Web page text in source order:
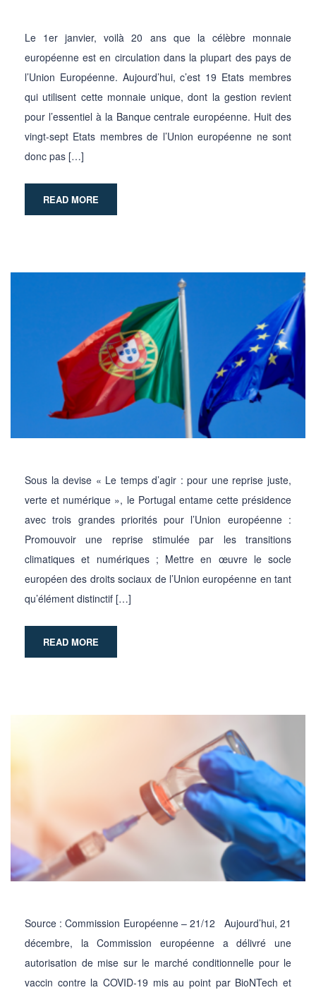
Le 1er janvier, voilà 20 ans que la célèbre monnaie
européenne est en circulation dans la plupart des pays de
l’Union Européenne. Aujourd’hui, c’est 19 Etats membres
qui utilisent cette monnaie unique, dont la gestion revient
pour l’essentiel à la Banque centrale européenne. Huit des
vingt-sept Etats membres de l’Union européenne ne sont
donc pas […]
READ MORE
Sous la devise « Le temps d’agir : pour une reprise juste,
verte et numérique », le Portugal entame cette présidence
avec trois grandes priorités pour l’Union européenne :
Promouvoir une reprise stimulée par les transitions
climatiques et numériques ; Mettre en œuvre le socle
européen des droits sociaux de l’Union européenne en tant
qu’élément distinctif […]
READ MORE
Source : Commission Européenne – 21/12 Aujourd’hui, 21
décembre, la Commission européenne a délivré une
autorisation de mise sur le marché conditionnelle pour le
vaccin contre la COVID-19 mis au point par BioNTech et